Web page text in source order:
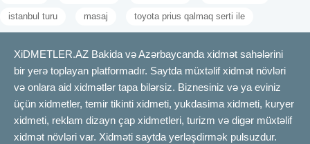
istanbul turu masaj toyota prius qalmaq serti ile
XiDMETLER.AZ Bakida və Azərbaycanda xidmət sahələrini
bir yerə toplayan platformadır. Saytda müxtəlif xidmət növləri
və onlara aid xidmətlər tapa bilərsiz. Biznesiniz və ya eviniz
üçün xidmetler, temir tikinti xidmeti, yukdasima xidmeti, kuryer
xidmeti, reklam dizayn çap xidmetleri, turizm və digər müxtəlif
xidmət növləri var. Xidməti saytda yerləşdirmək pulsuzdur.